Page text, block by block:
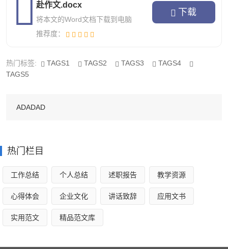
孩期待着这天的到来，因为这次她决定她挑战自己。第一
圈，女孩很轻松的跑完了，此时她是第二名。第二圈，腹部
着斗争。
眼看一个个都追上她，她开始担心了，于是，加快自己
很开心的，从一个害怕长跑的她到乐长跑，从可能是倒数第
经尽力，已经成功了。
有人问道；“你跑步有什么秘诀呢？怎么跑到前三的呢？
教教我啊！”女孩说；“心中的信念支持我前进啊！成功与否
我真的不在乎。记得！凡事都要全力以赴！那时的你会很快
乐很快乐的。”
赴作文.docx
将本文的Word文档下载到电脑
推荐度：
下载
热门标签: TAGS1 TAGS2 TAGS3
TAGS4
TAGS5
ADADAD
热门栏目
工作总结 个人总结 述职报告 教学资源
心得体会 企业文化 讲话致辞 应用文书
实用范文 精品范文库